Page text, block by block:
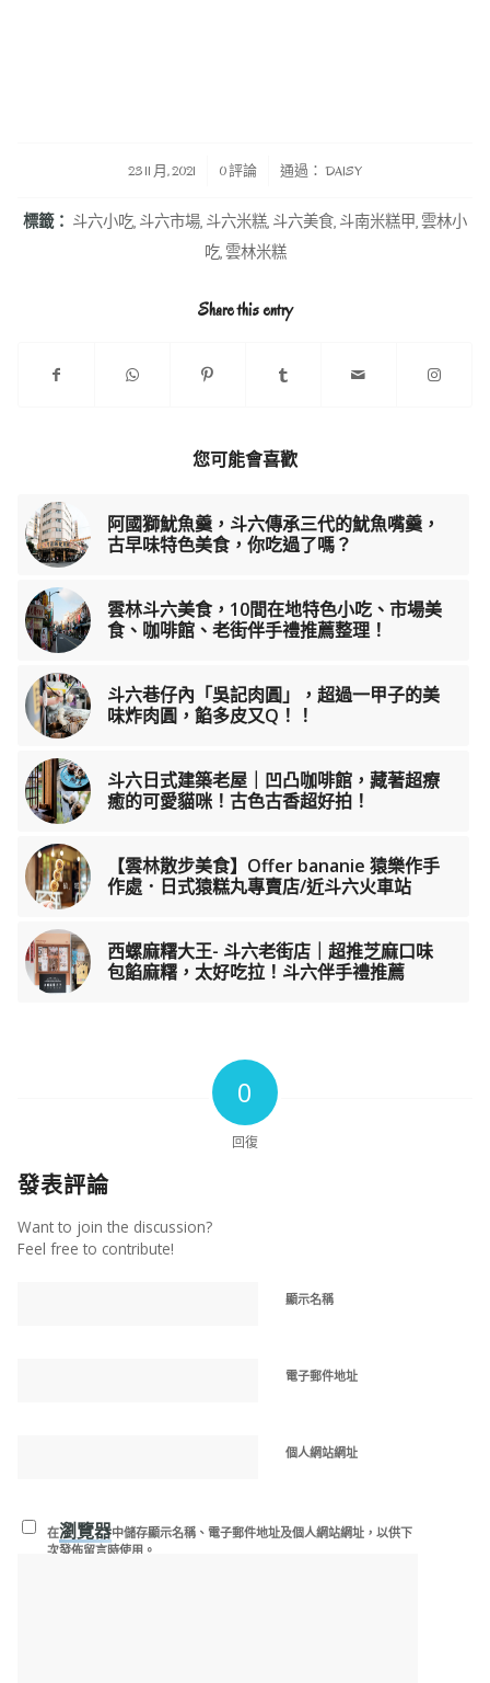
23 11 月, 2021
/ 0 評論 通過： DAISY
標籤： 斗六小吃, 斗六市場, 斗六米糕, 斗六美食, 斗南米糕甲,雲林小
吃,雲林米糕
Share this entry
您可能會喜歡
阿國獅魷魚羹，斗六傳承三代的魷魚嘴羹，
古早味特色美食，你吃過了嗎？
雲林斗六美食，10間在地特色小吃、市場美
食、咖啡館、老街伴手禮推薦整理！
斗六巷仔內「吳記肉圓」，超過一甲子的美
味炸肉圓，餡多皮又Q！！
斗六日式建築老屋｜凹凸咖啡館，藏著超療
癒的可愛貓咪！古色古香超好拍！
【雲林散步美食】Offer bananie 猿樂作手
作處．日式猿糕丸專賣店/近斗六火車站
西螺麻糬大王- 斗六老街店｜超推芝麻口味
包餡麻糬，太好吃拉！斗六伴手禮推薦
0
回復
發表評論
Want to join the discussion?
Feel free to contribute!
顯示名稱
電子郵件地址
個人網站網址
在瀏覽器中儲存顯示名稱、電子郵件地址及個人網站網址，以供下
次發佈留言時使用。